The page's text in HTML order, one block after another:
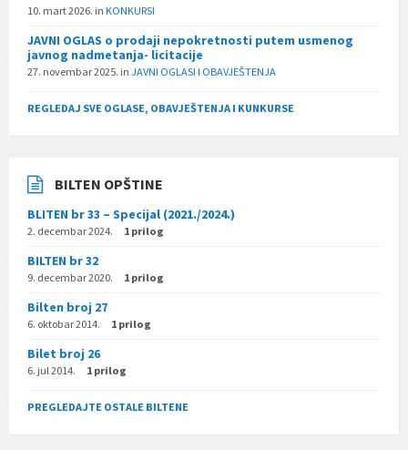
10. mart 2026. in KONKURSI
JAVNI OGLAS o prodaji nepokretnosti putem usmenog
javnog nadmetanja- licitacije
27. novembar 2025. in JAVNI OGLASI I OBAVJEŠTENJA
REGLEDAJ SVE OGLASE, OBAVJEŠTENJA I KUNKURSE
BILTEN OPŠTINE
BLITEN br 33 – Specijal (2021./2024.)
2. decembar 2024. 1 prilog
BILTEN br 32
9. decembar 2020. 1 prilog
Bilten broj 27
6. oktobar 2014. 1 prilog
Bilet broj 26
6. jul 2014. 1 prilog
PREGLEDAJTE OSTALE BILTENE